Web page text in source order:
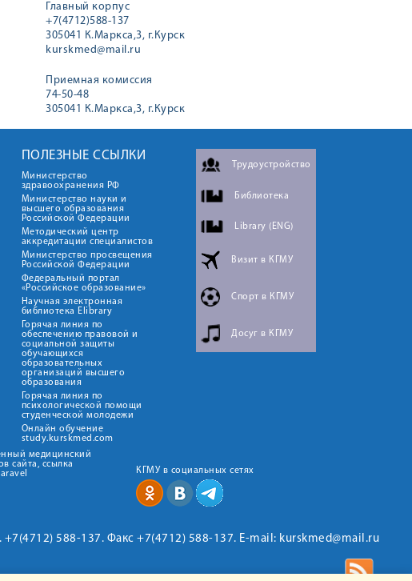
Главный корпус
+7(4712)588-137
305041 К.Маркса,3, г.Курск
kurskmed@mail.ru
Приемная комиссия
74-50-48
305041 К.Маркса,3, г.Курск
ПОЛЕЗНЫЕ ССЫЛКИ
Министерство
здравоохранения РФ
Министерство науки и
высшего образования
Российской Федерации
Методический центр
аккредитации специалистов
Министерство просвещения
Российской Федерации
Федеральный портал
«Российское образование»
Научная электронная
библиотека Elibrary
Горячая линия по
обеспечению правовой и
социальной защиты
обучающихся
образовательных
организаций высшего
образования
Горячая линия по
психологической помощи
студенческой молодежи
Онлайн обучение
study.kurskmed.com
Трудоустройство
Библиотека
Library (ENG)
Визит в КГМУ
Спорт в КГМУ
Досуг в КГМУ
медицинский
сайта, ссылка
КГМУ в социальных сетях
+7(4712) 588-137. Факс +7(4712) 588-137. E-mail: kurskmed@mail.ru